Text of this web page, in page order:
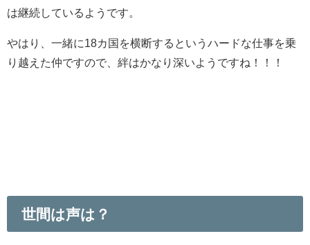
は継続しているようです。
やはり、一緒に18カ国を横断するというハードな仕事を乗
り越えた仲ですので、絆はかなり深いようですね！！！
世間は声は？